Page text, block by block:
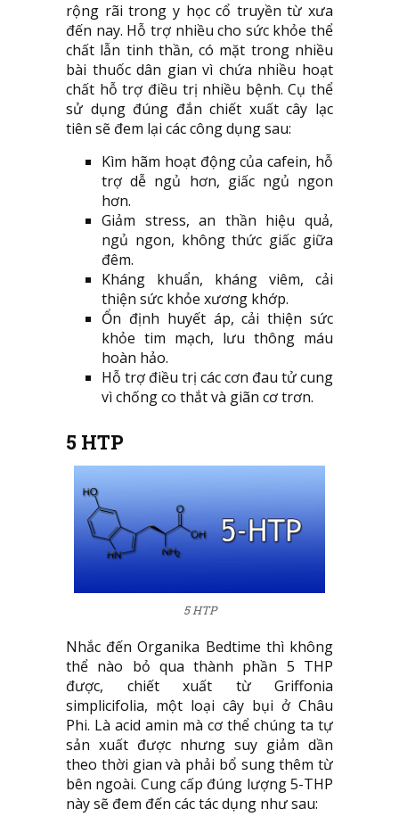
rộng rãi trong y học cổ truyền từ xưa
đến nay. Hỗ trợ nhiều cho sức khỏe thể
chất lẫn tinh thần, có mặt trong nhiều
bài thuốc dân gian vì chứa nhiều hoạt
chất hỗ trợ điều trị nhiều bệnh. Cụ thể
sử dụng đúng đắn chiết xuất cây lạc
tiên sẽ đem lại các công dụng sau:
Kìm hãm hoạt động của cafein, hỗ
trợ dễ ngủ hơn, giấc ngủ ngon
hơn.
Giảm stress, an thần hiệu quả,
ngủ ngon, không thức giấc giữa
đêm.
Kháng khuẩn, kháng viêm, cải
thiện sức khỏe xương khớp.
Ổn định huyết áp, cải thiện sức
khỏe tim mạch, lưu thông máu
hoàn hảo.
Hỗ trợ điều trị các cơn đau tử cung
vì chống co thắt và giãn cơ trơn.
5 HTP
5 HTP
Nhắc đến Organika Bedtime thì không
thể nào bỏ qua thành phần 5 THP
được, chiết xuất từ Griffonia
simplicifolia, một loại cây bụi ở Châu
Phi. Là acid amin mà cơ thể chúng ta tự
sản xuất được nhưng suy giảm dần
theo thời gian và phải bổ sung thêm từ
bên ngoài. Cung cấp đúng lượng 5-THP
này sẽ đem đến các tác dụng như sau: